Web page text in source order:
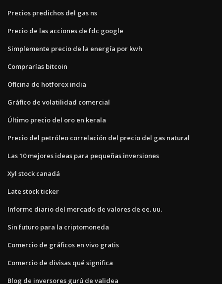
Precios predichos del gas ns
Precio de las acciones de fdc google
Simplemente precio de la energía por kwh
Comprarías bitcoin
Oficina de hotforex india
Gráfico de volatilidad comercial
Último precio del oro en kerala
Precio del petróleo correlación del precio del gas natural
Las 10 mejores ideas para pequeñas inversiones
Xyl stock canadá
Late stock ticker
Informe diario del mercado de valores de ee. uu.
Sin futuro para la criptomoneda
Comercio de gráficos en vivo gratis
Comercio de divisas qué significa
Blog de inversores gurú de validea